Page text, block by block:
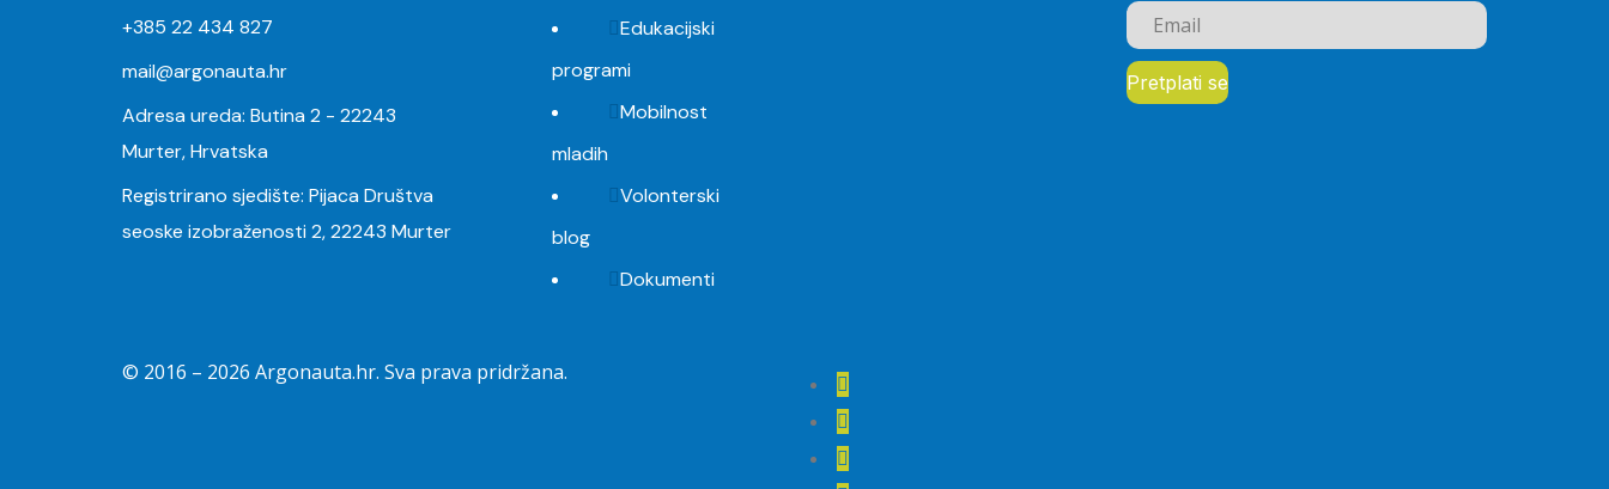
+385 22 434 827
mail@argonauta.hr
Adresa ureda: Butina 2 - 22243
Murter, Hrvatska
Registrirano sjedište: Pijaca Društva
seoske izobraženosti 2, 22243 Murter
Edukacijski
programi
Mobilnost
mladih
Volonterski
blog
Dokumenti
© 2016 – 2026 Argonauta.hr. Sva prava pridržana.